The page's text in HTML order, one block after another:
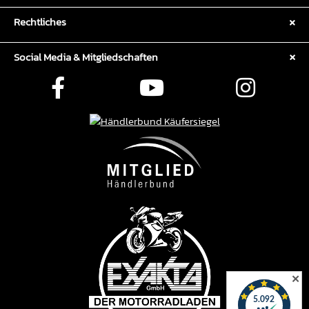
Rechtliches
Social Media & Mitgliedschaften
✕